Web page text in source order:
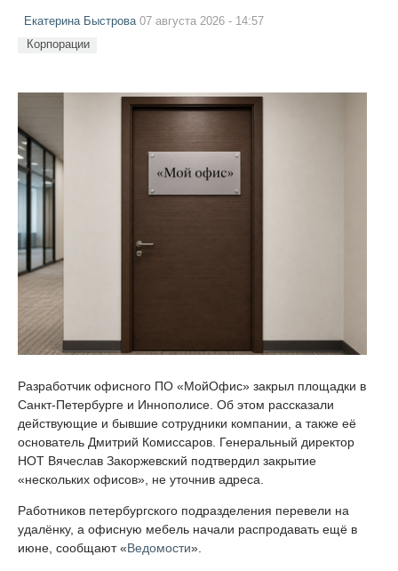
Екатерина Быстрова07 августа 2026 - 14:57
Корпорации
Разработчик офисного ПО «МойОфис» закрыл площадки в
Санкт-Петербурге и Иннополисе. Об этом рассказали
действующие и бывшие сотрудники компании, а также её
основатель Дмитрий Комиссаров. Генеральный директор
НОТ Вячеслав Закоржевский подтвердил закрытие
«нескольких офисов», не уточнив адреса.
Работников петербургского подразделения перевели на
удалёнку, а офисную мебель начали распродавать ещё в
июне, сообщают «Ведомости».